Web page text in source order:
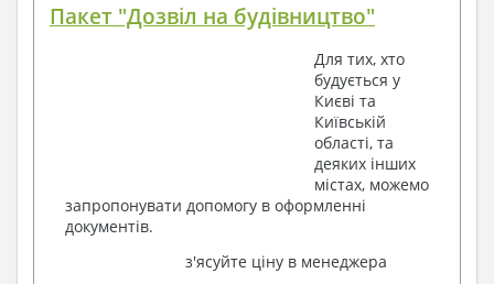
Пакет "Дозвіл на будівництво"
Для тих, хто
будується у
Києві та
Київській
області, та
деяких інших
містах, можемо
запропонувати допомогу в оформленні
документів.
з'ясуйте ціну в менеджера